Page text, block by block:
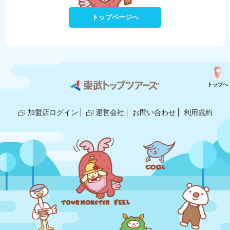
トップページへ
加盟店ログイン 運営会社 お問い合わせ 利用規約
トップへ